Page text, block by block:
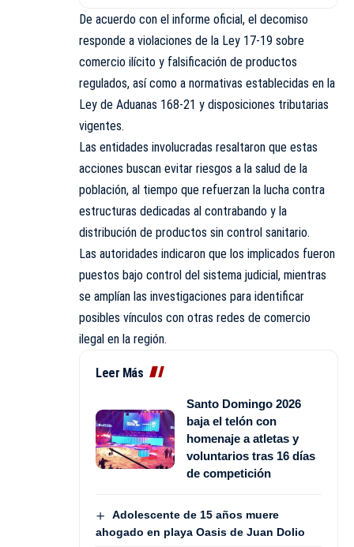
De acuerdo con el informe oficial, el decomiso
responde a violaciones de la Ley 17-19 sobre
comercio ilícito y falsificación de productos
regulados, así como a normativas establecidas en la
Ley de Aduanas 168-21 y disposiciones tributarias
vigentes.
Las entidades involucradas resaltaron que estas
acciones buscan evitar riesgos a la salud de la
población, al tiempo que refuerzan la lucha contra
estructuras dedicadas al contrabando y la
distribución de productos sin control sanitario.
Las autoridades indicaron que los implicados fueron
puestos bajo control del sistema judicial, mientras
se amplían las investigaciones para identificar
posibles vínculos con otras redes de comercio
ilegal en la región.
Leer Más
Santo Domingo 2026
baja el telón con
homenaje a atletas y
voluntarios tras 16 días
de competición
Adolescente de 15 años muere
ahogado en playa Oasis de Juan Dolio